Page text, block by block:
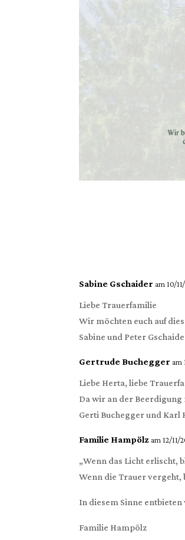
Sabine Gschaider am 10/
Liebe Trauerfamilie
Wir möchten euch auf
Sabine und Peter
Gertrude Buchegger am
Liebe Herta, liebe
Da wir an der
Gerti Buchegger und Karl
Familie Hampölz am 12/11/
„Wenn das Licht erlischt,
Wenn die Trauer
In diesem Sinne
Familie Hampölz